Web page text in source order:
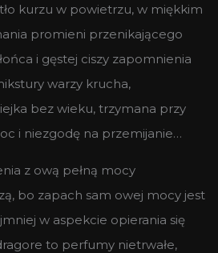
kurzu w powietrzu, w miękkim
promieni przenikającego
i gęstej ciszy zapomnienia
warzy krucha,
bez wieku, trzymana przy
i niezgodę na przemijanie…
z ową pełną mocy
bo zapach sam owej mocy jest
w aspekcie opierania się
to perfumy nietrwałe,